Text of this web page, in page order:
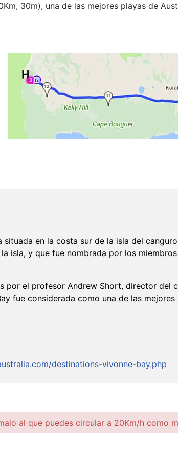
30m), una de las mejores playas de
situada en la costa sur de la isla del
isla, y que fue nombrada por los
por el profesor Andrew Short, director del
fue considerada como una de las mejores
destinations-vivonne-bay.php
al que puedes circular a 20Km/h como